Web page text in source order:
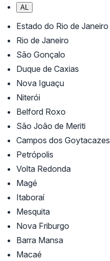
AL
Estado do Rio de Janeiro
Rio de Janeiro
São Gonçalo
Duque de Caxias
Nova Iguaçu
Niterói
Belford Roxo
São João de Meriti
Campos dos Goytacazes
Petrópolis
Volta Redonda
Magé
Itaboraí
Mesquita
Nova Friburgo
Barra Mansa
Macaé